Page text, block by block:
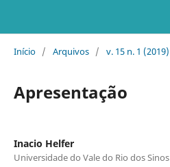
Início / Arquivos / v. 15 n. 1 (2019)
Apresentação
Inacio Helfer
Universidade do Vale do Rio dos Sinos